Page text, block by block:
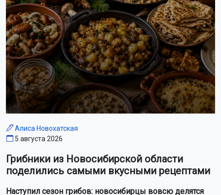
Алиса Новохатская
5 августа 2026
Грибники из Новосибирской области
поделились самыми вкусными рецептами
Наступил сезон грибов: новосибирцы вовсю делятся